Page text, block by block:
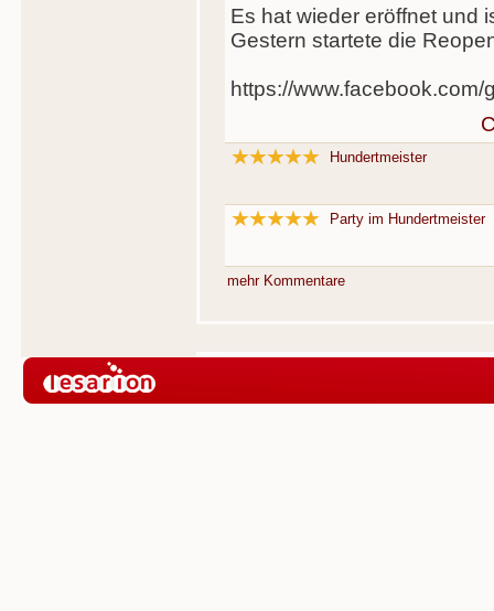
Es hat wieder eröffnet und
Gestern startete die
https://www.facebook.com/
Hundertmeister
Party im Hundertmeister
mehr Kommentare